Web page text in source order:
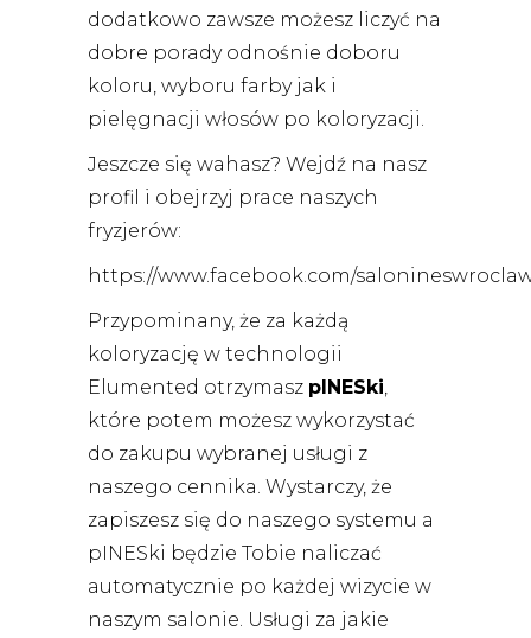
dodatkowo zawsze możesz liczyć na
dobre porady odnośnie doboru
koloru, wyboru farby jak i
pielęgnacji włosów po koloryzacji.
Jeszcze się wahasz? Wejdź na nasz
profil i obejrzyj prace naszych
fryzjerów:
https://www.facebook.com/
Przypominany, że za każdą
koloryzację w technologii
Elumented otrzymasz pINESki
które potem możesz wykorzystać
do zakupu wybranej usługi z
naszego cennika. Wystarczy, że
zapiszesz się do naszego systemu a
pINESki będzie Tobie naliczać
automatycznie po każdej wizycie w
naszym salonie. Usługi za jakie